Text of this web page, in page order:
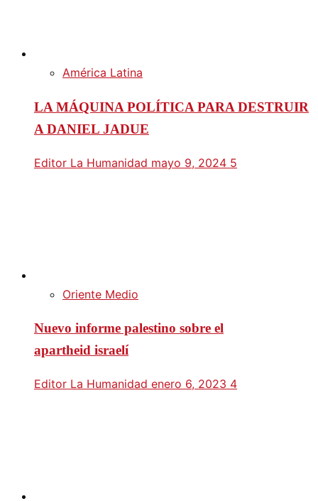
América Latina
LA MÁQUINA POLÍTICA PARA DESTRUIR
A DANIEL JADUE
Editor La Humanidad mayo 9, 2024 5
Oriente Medio
Nuevo informe palestino sobre el
apartheid israelí
Editor La Humanidad enero 6, 2023 4